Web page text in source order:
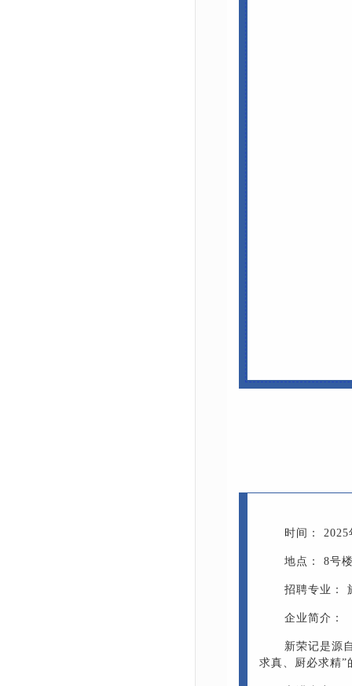
时间：
地点： 8号
招聘专业：
企业简介：
新荣记是源
求真、厨必求精”